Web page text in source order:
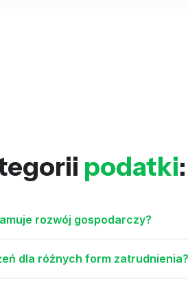
podatki:
rozwój gospodarczy?
dla różnych form zatrudnienia?